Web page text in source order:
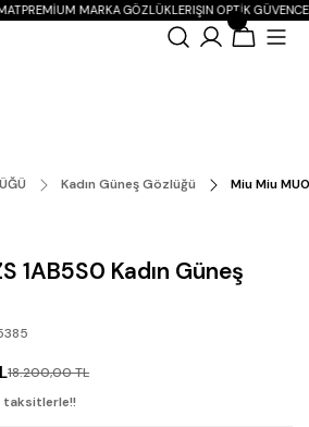
PREMIUM MARKA GÖZLÜKLERIŞIN OPTIK
Kadın Güneş Gözlüğü Miu Miu
1AB5S0 Kadın Güneş
18.200,00 TL
taksitlerle!!